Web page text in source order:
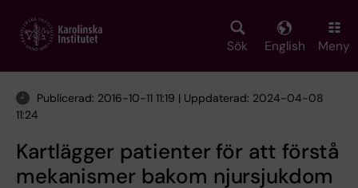
main
Sök English Meny
Publicerad: 2016-10-11 11:19 | Uppdaterad: 2024-04-08
11:24
Kartlägger patienter för att förstå
mekanismer bakom njursjukdom